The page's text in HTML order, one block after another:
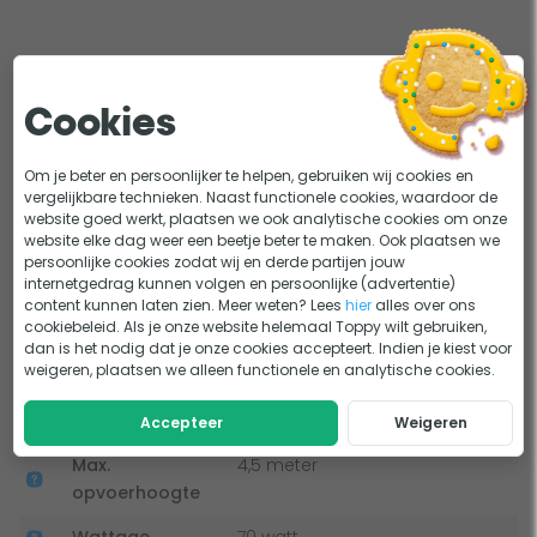
Geschikt voor verschillende soorten vijvers
Deze AquaForte DM-8000 LV vijverpomp is te gebruiken in
verschillende soorten vijvers. Het is wel belangrijk om
rekening te houden met het volgende: de vijverpomp is
geschikt voor natuurvijvers met een maximale grootte van
40 m3. Heb je een visvijver? Dan is 24 m3 de maximale
inhoud die de pomp aankan. En bij een koivijver is dit 16 m3.
Voorkomt schade door doorloopbeveiliging
De AquaForte DM-8000 LV vijverpomp beschikt over unieke
doorloopbeveiliging. Deze beveiliging zorgt ervoor dat de
pomp automatisch uitgeschakeld wordt wanneer er geen
Door laag voltage ideaal voor zwemvijvers
Automatische droogloopbeveiliging; geen schade
door droogwerken
'Lock' functie bij blokkering; voorkomt doorbranden
Capaciteit is niet regelbaar
Alle plus- en minpunten
Belangrijkste specificaties
Pompcapaciteit
Max.
opvoerhoogte
4,5 meter
Cookies
Om je beter en persoonlijker te helpen, gebruiken wij cookies en
vergelijkbare technieken. Naast functionele cookies, waardoor de
website goed werkt, plaatsen we ook analytische cookies om onze
website elke dag weer een beetje beter te maken. Ook plaatsen we
persoonlijke cookies zodat wij en derde partijen jouw
internetgedrag kunnen volgen en persoonlijke (advertentie)
content kunnen laten zien. Meer weten? Leeshier alles over ons
cookiebeleid. Als je onze website helemaal Toppy wilt gebruiken,
dan is het nodig dat je onze cookies accepteert. Indien je kiest voor
weigeren, plaatsen we alleen functionele en analytische cookies.
Accepteer Weigeren